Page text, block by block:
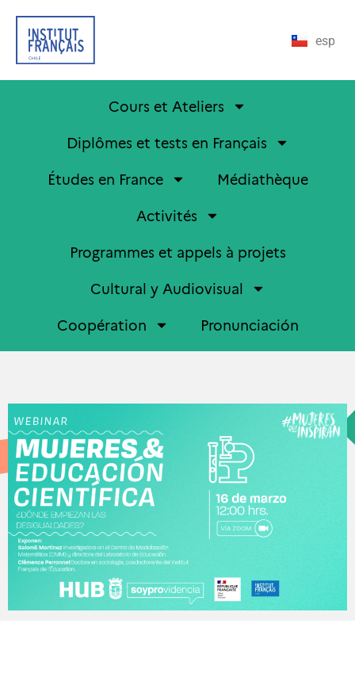
esp
Cours et Ateliers
Diplômes et tests en Français
Études en France
Médiathèque
Activités
Programmes et appels à projets
Cultural y Audiovisual
Coopération
Pronunciación